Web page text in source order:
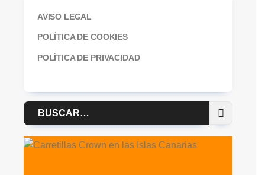
AVISO LEGAL
POLÍTICA DE COOKIES
POLÍTICA DE PRIVACIDAD
Buscar
por: